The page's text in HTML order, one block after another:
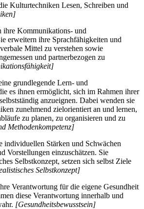
Kulturtechniken Lesen, Schreiben und
ihre Kommunikations- und
erweitern ihre Sprachfähigkeiten und
Mittel zu verstehen sowie
und partnerbezogen zu
grundlegende Lern- und
es ihnen ermöglicht, sich im Rahmen ihrer
anzueignen. Dabei wenden sie
zunehmend zielorientiert an und lernen,
zu planen, zu organisieren und zu
Methodenkompetenz]
individuellen Stärken und Schwächen
Vorstellungen einzuschätzen. Sie
Selbstkonzept, setzen sich selbst Ziele
Selbstkonzept]
Verantwortung für die eigene Gesundheit
diese Verantwortung innerhalb und
[Gesundheitsbewusstsein]